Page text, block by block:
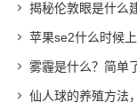
揭秘伦敦眼是什么
苹果se2什么时候
雾霾是什么？简单
仙人球的养殖方法